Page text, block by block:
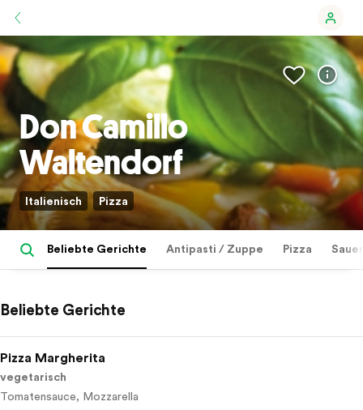
Don Camillo
Waltendorf
Italienisch Pizza
Beliebte Gerichte Antipasti / Zuppe Pizza
Beliebte Gerichte
Pizza Margherita
vegetarisch
Tomatensauce, Mozzarella